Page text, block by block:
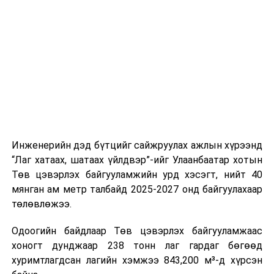
өдөр тутмын ажлын бэлэн байдлыг хангах зэрэг
практик ур чадварыг сургалтын хөтөлбөрт тусгажээ.
Сургалтыг танилцуулах лекц, асуулт-хариулт,
жишээнд суурилсан сургалт, багаар ажиллах дасгал,
танилцах, онцгой нөхцөлд ажиллах дадлага зэрэг
онол, практик хосолсон хэлбэрээр зохион байгуулж
байна.
Инженерийн дэд бүтцийг сайжруулах ажлын хүрээнд
“Лаг хатаах, шатаах үйлдвэр”-ийг Улаанбаатар хотын
Төв цэвэрлэх байгууламжийн урд хэсэгт, нийт 40
мянган ам метр талбайд 2025-2027 онд байгуулахаар
төлөвлөжээ.
Одоогийн байдлаар Төв цэвэрлэх байгууламжаас
хоногт дунджаар 238 тонн лаг гардаг бөгөөд
хуримтлагдсан лагийн хэмжээ 843,200 м³-д хүрсэн